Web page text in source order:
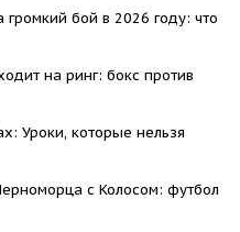
громкий бой в 2026 году: что
на ринг: бокс против
Уроки, которые нельзя
с Колосом: футбол